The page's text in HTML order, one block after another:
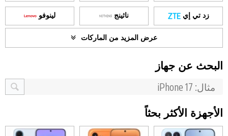
زد تي إي ناثينج لينوفو
عرض المزيد من الماركات
البحث عن جهاز
الأجهزة الأكثر بحثاً